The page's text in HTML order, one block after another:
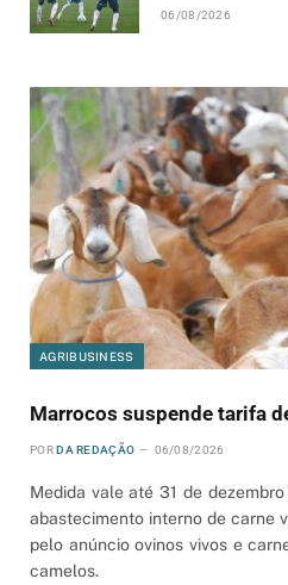
06/08/2026
AGRIBUSINESS
Marrocos suspende tarifa
POR DA REDAÇÃO 06/08/2026
Medida vale até 31 de
abastecimento interno de carne
pelo anúncio ovinos vivos e
camelos.